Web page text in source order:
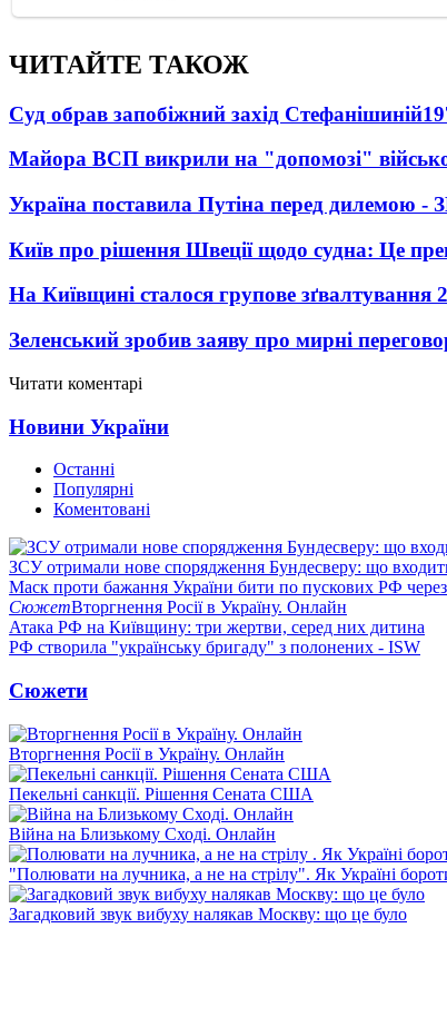
ЧИТАЙТЕ ТАКОЖ
Суд обрав запобіжний захід Стефанішиній
Майора ВСП викрили на "допомозі"
Україна поставила Путіна перед дилемою -
Київ про рішення Швеції щодо судна: Це
На Київщині сталося групове зґвалтування
Зеленський зробив заяву про мирні
Читати коментарі
Новини України
Останні
Популярні
Коментовані
ЗСУ отримали нове спорядження Бундесверу: що
Маск проти бажання України бити по пускових РФ
СюжетВторгнення Росії в Україну. Онлайн
Атака РФ на Київщину: три жертви, серед них дитина
РФ створила "українську бригаду" з полонених - ISW
Сюжети
Вторгнення Росії в Україну. Онлайн
Пекельні санкції. Рішення Сената США
Війна на Близькому Сході. Онлайн
"Полювати на лучника, а не на стрілу". Як Україні
Загадковий звук вибуху налякав Москву: що це було